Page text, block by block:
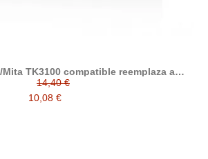
TK3100 compatible reemplaza a
Kyocera 1T02MS0NL0
14,40 €
10,08 €